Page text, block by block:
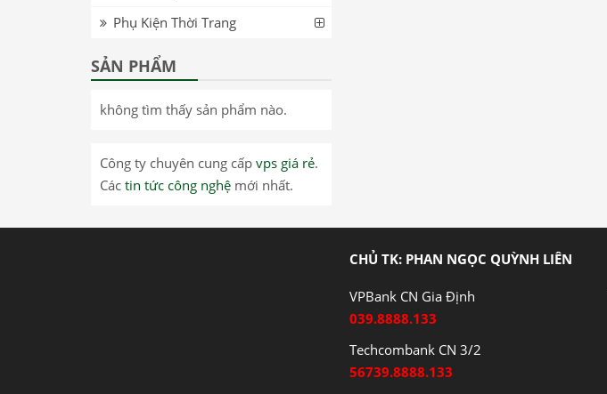
Phụ Kiện Thời Trang
SẢN PHẨM
không tìm thấy sản phẩm nào.
Công ty chuyên cung cấp vps giá rẻ.
Các tin tức công nghệ mới nhất.
CHỦ TK: PHAN NGỌC QUỲNH LIÊN
VPBank CN Gia Định
039.8888.133
Techcombank CN 3/2
56739.8888.133